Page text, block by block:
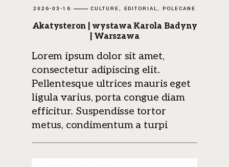
2026-03-16 CULTURE EDITORIAL POLECANE
Akatysteron | wystawa Karola Badyny
| Warszawa
Lorem ipsum dolor sit amet,
consectetur adipiscing elit.
Pellentesque ultrices mauris eget
ligula varius, porta congue diam
efficitur. Suspendisse tortor
metus, condimentum a turpi